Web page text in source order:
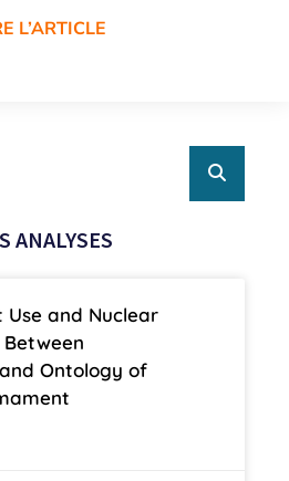
L’ARTICLE
ANALYSES
Use and Nuclear
Ontology of